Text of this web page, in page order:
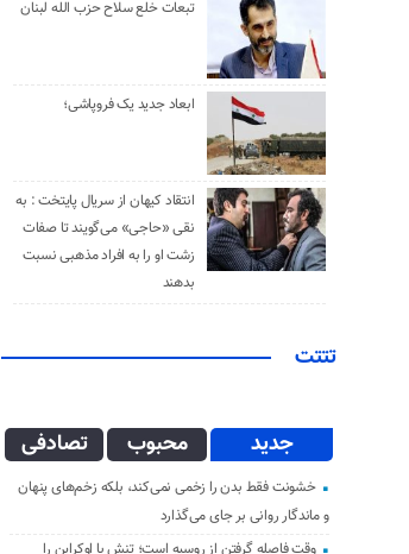
تبعات خلع سلاح حزب الله لبنان
ابعاد جدید یک فروپاشی؛
انتقاد کیهان از سریال پایتخت : به
نقی «حاجی» می‌گویند تا صفات
زشت او را به افراد مذهبی نسبت
بدهند
تتتت
جدید محبوب تصادفی
خشونت فقط بدن را زخمی نمی‌کند، بلکه زخم‌های پنهان
و ماندگار روانی بر جای می‌گذارد
وقت فاصله گرفتن از روسیه است؛ تنش با اوکراین را